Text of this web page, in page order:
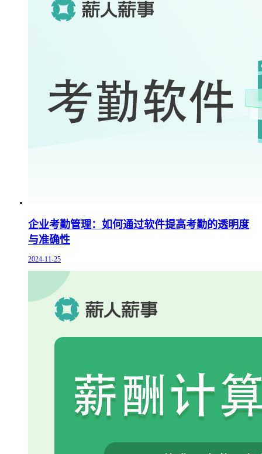
企业考勤管理：如何通过软件提高考勤的透明度
与准确性
2024-11-25